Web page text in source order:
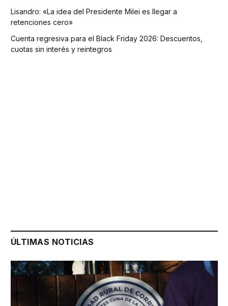
Lisandro: «La idea del Presidente Milei es llegar a
retenciones cero»
Cuenta regresiva para el Black Friday 2026: Descuentos,
cuotas sin interés y reintegros
ÚLTIMAS NOTICIAS